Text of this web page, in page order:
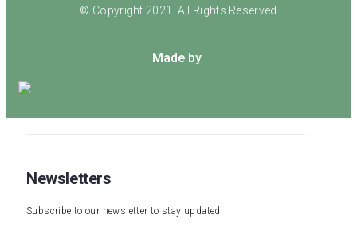
© Copyright 2021. All Rights Reserved
Made by
Newsletters
Subscribe to our newsletter to stay updated.